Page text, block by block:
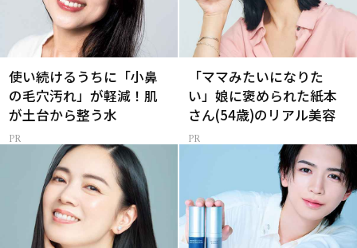
使い続けるうちに「小鼻
の毛穴汚れ」が軽減！肌
が土台から整う水
「ママみたいになりた
い」娘に褒められた紙本
さん(54歳)のリアル美容